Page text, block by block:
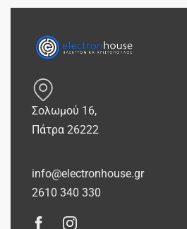
Σολωμού 16,
Πάτρα 26222
info@electronhouse.gr
2610 340 330